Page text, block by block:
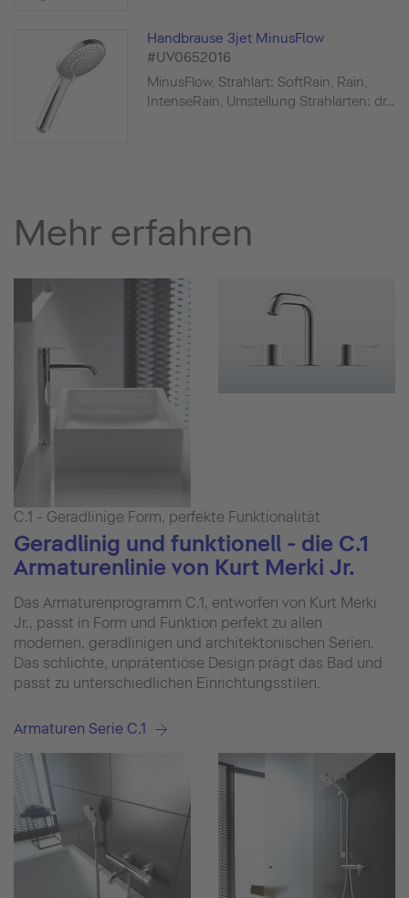
Handbrause 3jet MinusFlow
#UV0652016
MinusFlow, Strahlart: SoftRain, Rain,
IntenseRain, Umstellung Strahlarten: dr...
Mehr erfahren
C.1 - Geradlinige Form, perfekte Funktionalität
Geradlinig und funktionell - die C.1
Armaturenlinie von Kurt Merki Jr.
Das Armaturenprogramm C.1, entworfen von Kurt Merki
Jr., passt in Form und Funktion perfekt zu allen
modernen, geradlinigen und architektonischen Serien.
Das schlichte, unprätentiöse Design prägt das Bad und
passt zu unterschiedlichen Einrichtungsstilen.
Armaturen Serie C.1